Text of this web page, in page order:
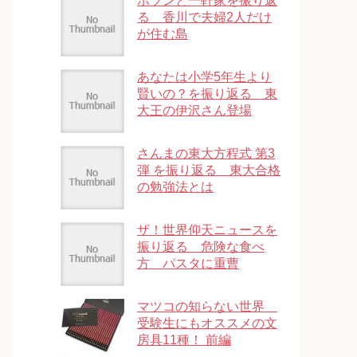
る 香川で夫婦2人だけ
が住む島
あなたは小学5年生より
賢いの？を振り返る 東
大王の伊沢さん登場
さんまの東大方程式 第3
弾 を振り返る 東大合格
の勉強法とは
ザ！世界仰天ニュースを
振り返る 危険な食べ
方 パスタに重曹
マツコの知らない世界
受験生にもオススメの文
房具11種！ 前編